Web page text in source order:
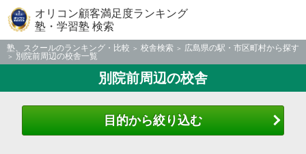
オリコン顧客満足度ランキング
塾・学習塾 検索
塾、スクールのランキング・比較 校舎検索
広島県の駅・市区町村から探す
別院前周辺の校舎一覧
別院前周辺の校舎
目的から絞り込む